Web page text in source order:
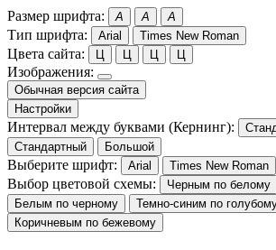
Размер шрифта: A A A
Тип шрифта: Arial Times New Roman
Цвета сайта: Ц Ц Ц Ц
Изображения:
Обычная версия сайта
Настройки
Интервал между буквами (Кернинг):
Стандартный
Большой
Выберите шрифт: Arial Times New Roman
Выбор цветовой схемы:
Черным по белому
Белым по черному
Темно-синим по
Коричневым по бежевому